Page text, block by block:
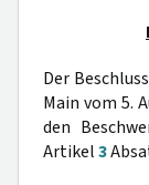
Der
Main vom 5.
den
Artikel3